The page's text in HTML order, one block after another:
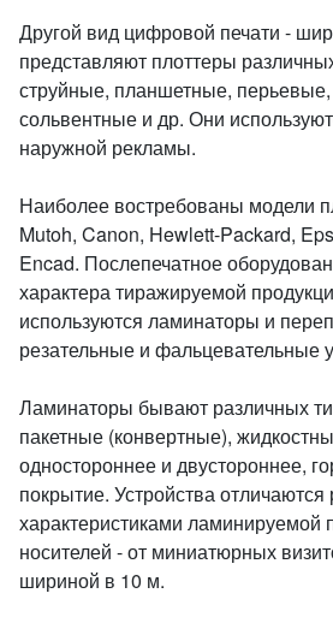
Другой вид цифровой печати -
представляют плоттеры
струйные, планшетные, перьевые,
сольвентные и др. Они
наружной рекламы.
Наиболее востребованы модели
Mutoh, Canon, Hewlett-Packard,
Encad. Послепечатное
характера тиражируемой
используются ламинаторы и
резательные и фальцевательные
Ламинаторы бывают различных
пакетные (конвертные),
одностороннее и двустороннее,
покрытие. Устройства
характеристиками ламинируемой
носителей - от миниатюрных
шириной в 10 м.